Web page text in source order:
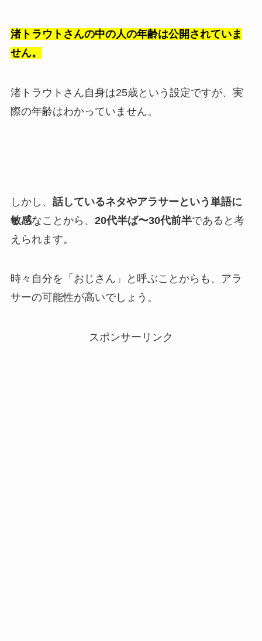
渚トラウトさんの中の人の年齢は公開されていま
せん。
渚トラウトさん自身は25歳という設定ですが、実
際の年齢はわかっていません。
しかし、 話しているネタやアラサーという単語に
敏感なことから、 20代半ば〜30代前半であると考
えられます。
時々自分を「おじさん」と呼ぶことからも、アラ
サーの可能性が高いでしょう。
スポンサーリンク